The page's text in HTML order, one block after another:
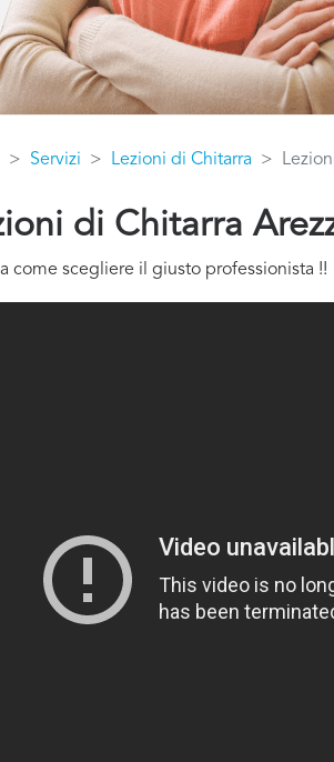
Servizi Lezioni di Chitarra
di Chitarra
come scegliere il giusto professionista !!